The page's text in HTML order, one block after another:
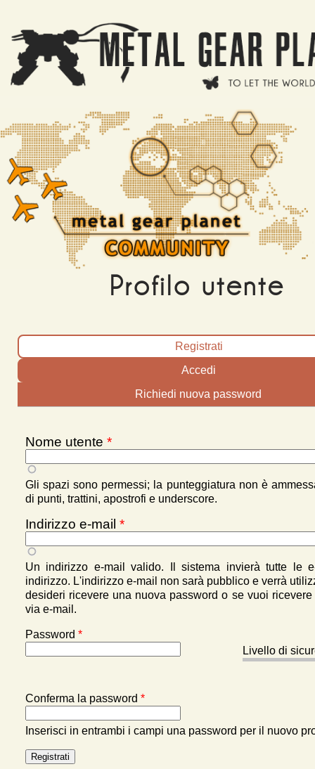
Profilo utente
Schede primarie
Registrati
Accedi
Richiedi nuova password
Nome utente *
Gli spazi sono permessi; la punteggiatura non è
di punti, trattini, apostrofi e underscore.
Indirizzo e-mail *
Un indirizzo e-mail valido. Il sistema invierà tutte le
indirizzo. L'indirizzo e-mail non sarà pubblico e verrà
desideri ricevere una nuova password o se vuoi
via e-mail.
Livello di
Password *
Conferma la password *
Inserisci in entrambi i campi una password per il nuovo